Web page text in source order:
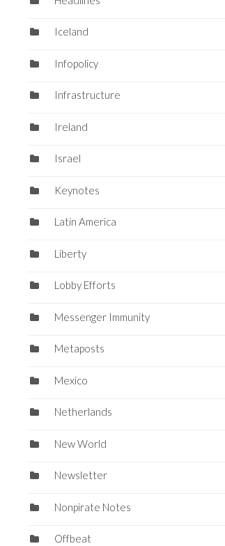
Iceland
Infopolicy
Infrastructure
Ireland
Israel
Keynotes
Latin America
Liberty
Lobby Efforts
Messenger Immunity
Metaposts
Mexico
Netherlands
New World
Newsletter
Nonpirate Notes
Offbeat